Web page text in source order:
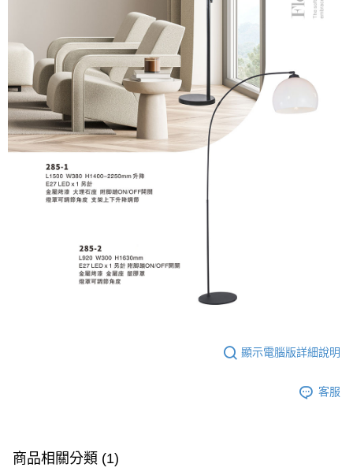
恩沛科技股份有限公司將有權停止該用戶之使用額度並採取法律行動。
顯示電腦版詳細說明
客服
商品相關分類 (1)